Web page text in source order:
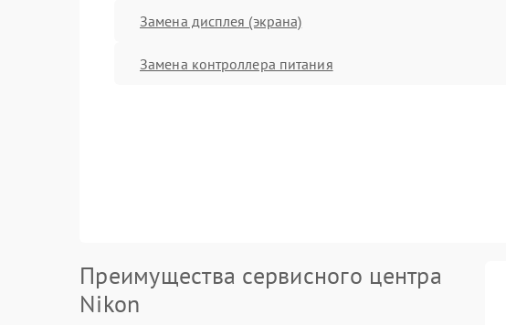
Замена дисплея (экрана)
Замена контроллера питания
Преимущества сервисного центра
Nikon